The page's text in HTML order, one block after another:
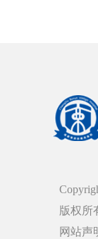
版权所
网站声